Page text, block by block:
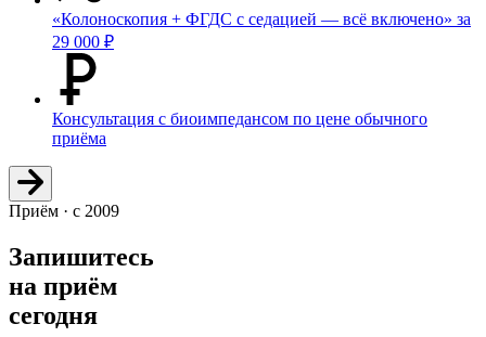
«Колоноскопия + ФГДС с седацией — всё включено» за
29 000 ₽
Консультация с биоимпедансом по цене обычного
приёма
Приём · с 2009
Запишитесь
на приём
сегодня